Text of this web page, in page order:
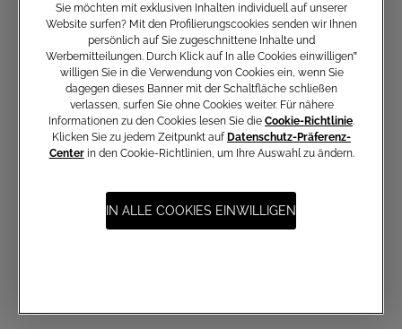
150,00 €
Anmeldung zum Newsletter
Sie möchten mit exklusiven Inhalten individuell auf unserer
Website surfen? Mit den Profilierungscookies senden wir Ihnen
persönlich auf Sie zugeschnittene Inhalte und
Werbemitteilungen. Durch Klick auf In alle Cookies einwilligen‟
willigen Sie in die Verwendung von Cookies ein, wenn Sie
dagegen dieses Banner mit der Schaltfläche schließen
verlassen, surfen Sie ohne Cookies weiter. Für nähere
Informationen zu den Cookies lesen Sie die Cookie-Richtlinie
Klicken Sie zu jedem Zeitpunkt aufDatenschutz-Präferenz-
Centerin den Cookie-Richtlinien, um Ihre Auswahl zu ändern.
IN ALLE COOKIES EINWILLIGEN